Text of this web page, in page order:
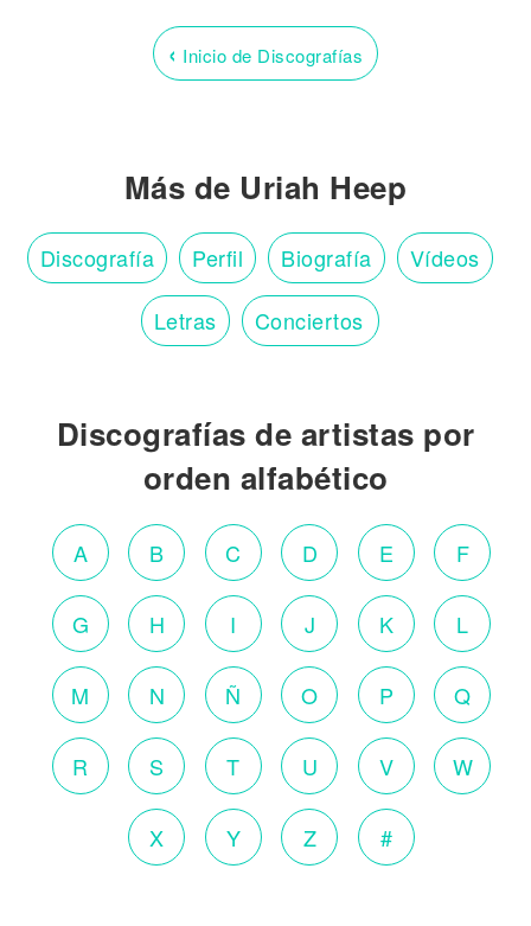
‹ Inicio de Discografías
Más de Uriah Heep
Discografía Perfil Biografía Vídeos
Letras Conciertos
Discografías de artistas por
orden alfabético
A B C D E F
G H I J K L
M N Ñ O P Q
R S T U V W
X Y Z #